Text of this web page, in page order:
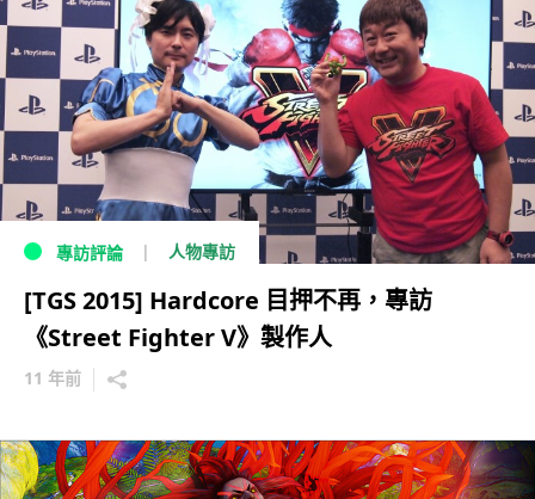
專訪評論 人物專訪
[TGS 2015] Hardcore 目押不再，專訪
《Street Fighter V》製作人
11 年前